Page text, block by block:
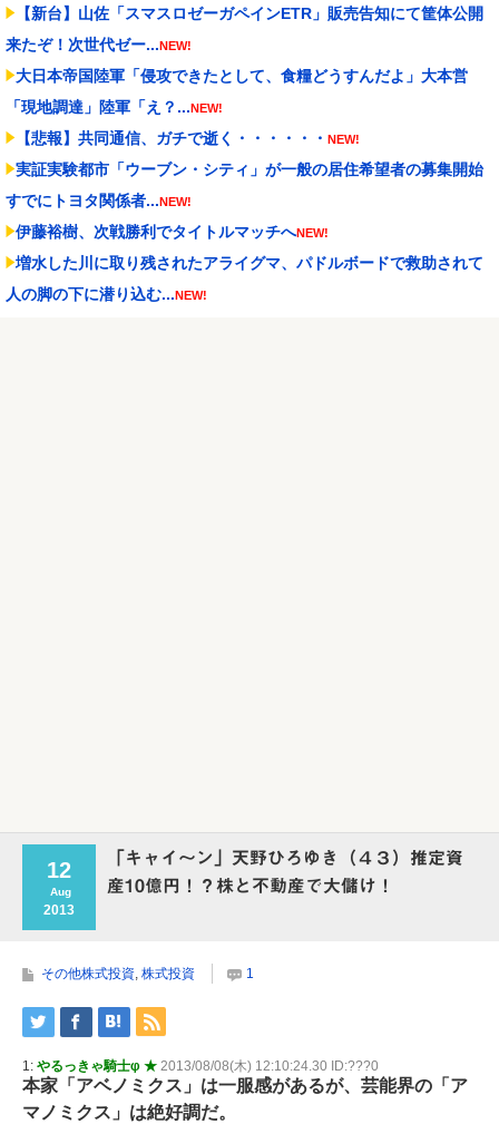
【新台】山佐「スマスロゼーガペインETR」販売告知にて筐体公開
来たぞ！次世代ゼー...NEW!
大日本帝国陸軍「侵攻できたとして、食糧どうすんだよ」大本営
「現地調達」陸軍「え？...NEW!
【悲報】共同通信、ガチで逝く・・・・・・ NEW!
実証実験都市「ウーブン・シティ」が一般の居住希望者の募集開始
すでにトヨタ関係者...NEW!
伊藤裕樹、次戦勝利でタイトルマッチへNEW!
増水した川に取り残されたアライグマ、パドルボードで救助されて
人の脚の下に潜り込む...NEW!
12
Aug
2013
「キャイ～ン」天野ひろゆき（４３）推定資
産10億円！？株と不動産で大儲け！
その他株式投資, 株式投資 1
1: やるっきゃ騎士φ ★ 2013/08/08(木) 12:10:24.30 ID:???0
本家「アベノミクス」は一服感があるが、芸能界の「ア
マノミクス」は絶好調だ。